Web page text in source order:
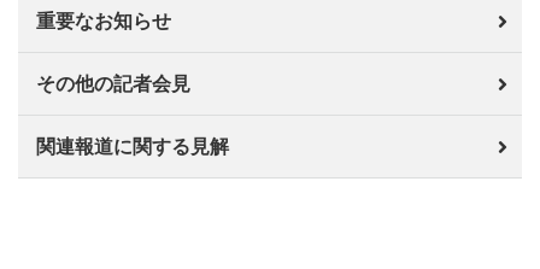
重要なお知らせ
その他の記者会見
関連報道に関する見解